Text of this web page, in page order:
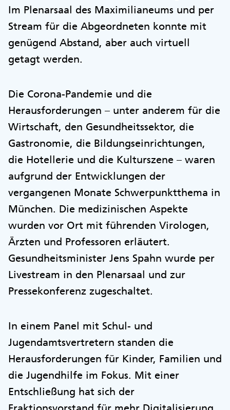
Im Plenarsaal des Maximilianeums und per
Stream für die Abgeordneten konnte mit
genügend Abstand, aber auch virtuell
getagt werden.
Die Corona-Pandemie und die
Herausforderungen – unter anderem für die
Wirtschaft, den Gesundheitssektor, die
Gastronomie, die Bildungseinrichtungen,
die Hotellerie und die Kulturszene – waren
aufgrund der Entwicklungen der
vergangenen Monate Schwerpunktthema in
München. Die medizinischen Aspekte
wurden vor Ort mit führenden Virologen,
Ärzten und Professoren erläutert.
Gesundheitsminister Jens Spahn wurde per
Livestream in den Plenarsaal und zur
Pressekonferenz zugeschaltet.
In einem Panel mit Schul- und
Jugendamtsvertretern standen die
Herausforderungen für Kinder, Familien und
die Jugendhilfe im Fokus. Mit einer
Entschließung hat sich der